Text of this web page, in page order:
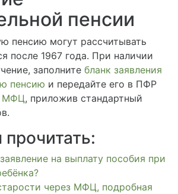
пенсии
пенсию могут рассчитывать
после 1967 года. При наличии
заполните бланк заявления
пенсию и передайте его в ПФР
МФЦ, приложив стандартный
на выплату пособия при
через МФЦ, подробная